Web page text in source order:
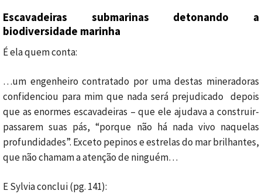
Escavadeiras submarinas detonando a
biodiversidade marinha
É ela quem conta:
…um engenheiro contratado por uma destas mineradoras
confidenciou para mim que nada será prejudicado depois
que as enormes escavadeiras – que ele ajudava a construir-
passarem suas pás, “porque não há nada vivo naquelas
profundidades”. Exceto pepinos e estrelas do mar brilhantes,
que não chamam a atenção de ninguém…
E Sylvia conclui (pg. 141):